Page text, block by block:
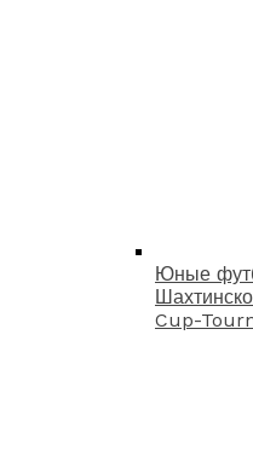
Юные
Cup-